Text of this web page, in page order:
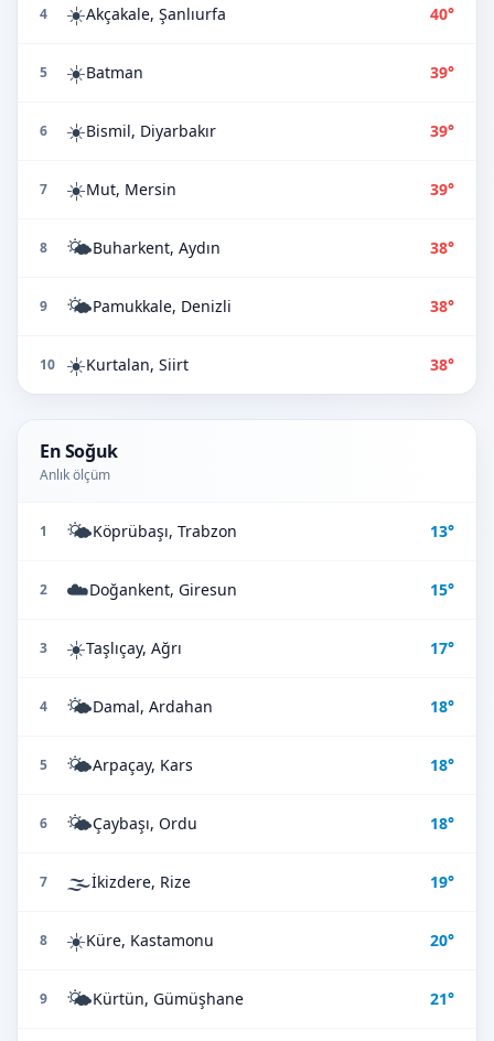
4 ☀️Akçakale, Şanlıurfa 40°
5 ☀️Batman 39°
6 ☀️Bismil, Diyarbakır 39°
7 ☀️Mut, Mersin 39°
8 🌤️Buharkent, Aydın 38°
9 🌤️Pamukkale, Denizli 38°
10 ☀️Kurtalan, Siirt 38°
En Soğuk
Anlık ölçüm
1 🌤️Köprübaşı, Trabzon 13°
2 ☁️Doğankent, Giresun 15°
3 ☀️Taşlıçay, Ağrı 17°
4 🌤️Damal, Ardahan 18°
5 🌤️Arpaçay, Kars 18°
6 🌤️Çaybaşı, Ordu 18°
7 🌫️İkizdere, Rize 19°
8 ☀️Küre, Kastamonu 20°
9 🌤️Kürtün, Gümüşhane 21°